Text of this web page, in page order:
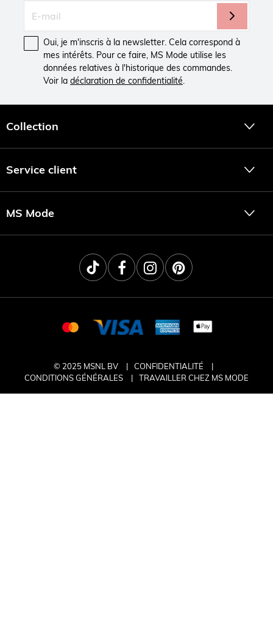
Oui, je m'inscris à la newsletter. Cela correspond à
mes intérêts. Pour ce faire, MS Mode utilise les
données relatives à l'historique des commandes.
Voir la déclaration de confidentialité.
Collection
Service client
MS Mode
© 2025 MSNL BV
CONFIDENTIALITÉ
CONDITIONS GÉNÉRALES
TRAVAILLER CHEZ MS MODE